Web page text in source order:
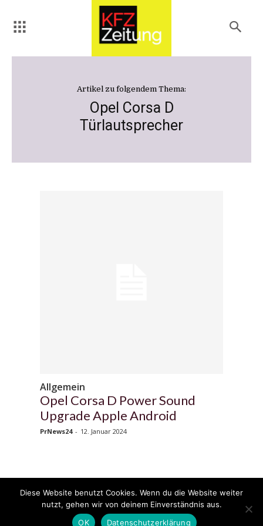
Artikel zu folgendem Thema:
Opel Corsa D
Türlautsprecher
Allgemein
Opel Corsa D Power Sound
Upgrade Apple Android
PrNews24 - 12. Januar 2024
© 2020 - 2025 Copyright - KFZzeitung.com
Datenschutzerklärung FAQ Kontakt Impressum
Diese Website benutzt Cookies. Wenn du die Website weiter
nutzt, gehen wir von deinem Einverständnis aus.
OK
Datenschutzerklärung